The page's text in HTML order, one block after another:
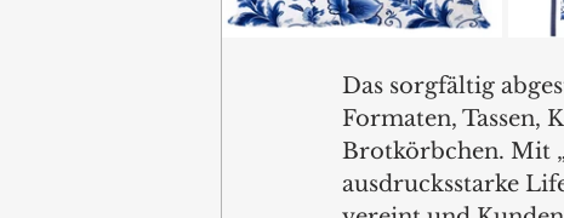
Das sorgfältig
Formaten, Tassen,
Brotkörbchen. Mit
ausdrucksstarke